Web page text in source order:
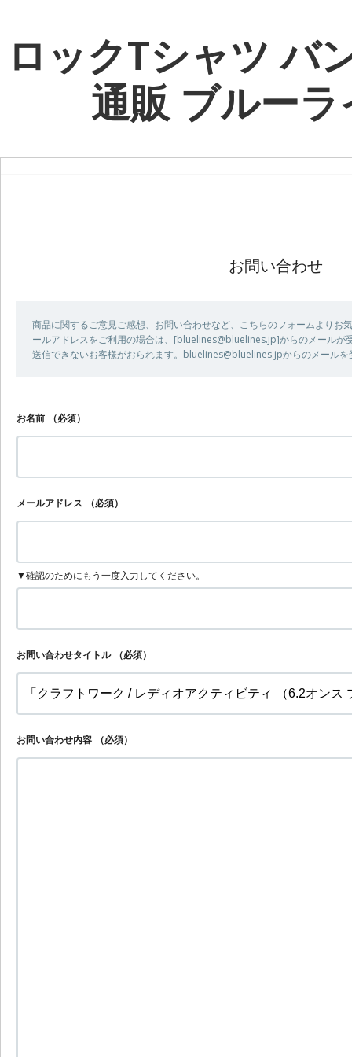
ロックTシャツ バ
通販 ブルー
お問い合わせ
商品に関するご意見ご感想、お問い合わせなど、こちらのフォームよりお
ールアドレスをご利用の場合は、[bluelines@bluelines.jp]からのメールが
送信できないお客様がおられます。bluelines@bluelines.jpからのメール
お名前 （必須）
メールアドレス （必須）
▼確認のためにもう一度入力してください。
お問い合わせタイトル （必須）
お問い合わせ内容 （必須）